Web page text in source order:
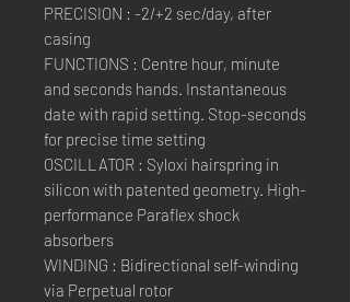
PRECISION : -2/+2 sec/day, after
casing
FUNCTIONS : Centre hour, minute
and seconds hands. Instantaneous
date with rapid setting. Stop-seconds
for precise time setting
OSCILLATOR : Syloxi hairspring in
silicon with patented geometry. High-
performance Paraflex shock
absorbers
WINDING : Bidirectional self-winding
via Perpetual rotor